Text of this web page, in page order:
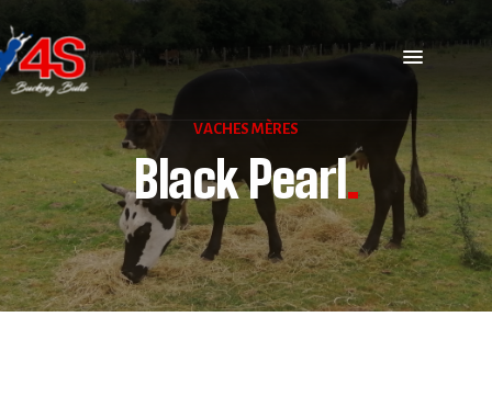
VACHES MÈRES
Black Pearl.